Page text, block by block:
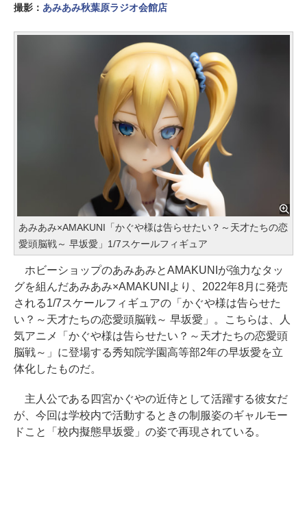
撮影： あみあみ秋葉原ラジオ会館店
あみあみ×AMAKUNI「かぐや様は告らせたい？～天才たちの恋
愛頭脳戦～ 早坂愛」1/7スケールフィギュア
ホビーショップのあみあみとAMAKUNIが強力なタッ
グを組んだあみあみ×AMAKUNIより、2022年8月に発売
される1/7スケールフィギュアの「かぐや様は告らせた
い？～天才たちの恋愛頭脳戦～ 早坂愛」。こちらは、人
気アニメ「かぐや様は告らせたい？～天才たちの恋愛頭
脳戦～」に登場する秀知院学園高等部2年の早坂愛を立
体化したものだ。
主人公である四宮かぐやの近侍として活躍する彼女だ
が、今回は学校内で活動するときの制服姿のギャルモー
ドこと「校内擬態早坂愛」の姿で再現されている。